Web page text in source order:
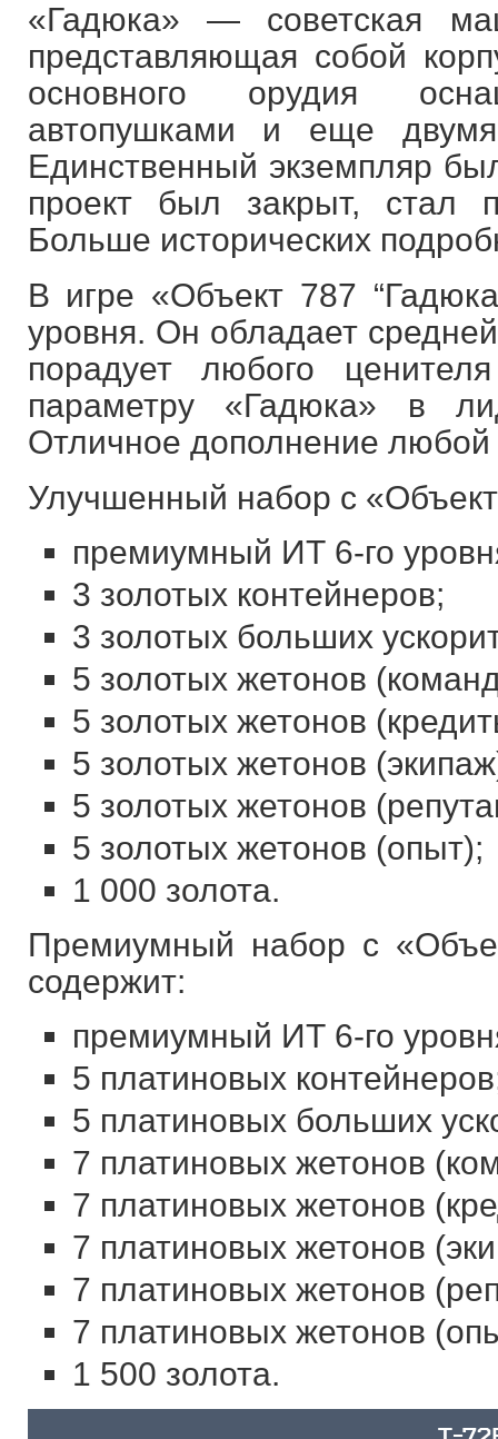
«Гадюка» — советская
представляющая собой
основного орудия
автопушками и еще
Единственный экземпляр
проект был закрыт, стал
Больше исторических
В игре «Объект 787
уровня. Он обладает
порадует любого
параметру «Гадюка» в
Отличное дополнение любой
Улучшенный набор с
премиумный ИТ 6-го
3 золотых контейнеров;
3 золотых больших
5 золотых жетонов
5 золотых жетонов
5 золотых жетонов
5 золотых жетонов
5 золотых жетонов (опыт);
1 000 золота.
Премиумный набор с
содержит:
премиумный ИТ 6-го
5 платиновых
5 платиновых больших
7 платиновых жетонов
7 платиновых жетонов
7 платиновых жетонов
7 платиновых жетонов
7 платиновых жетонов
1 500 золота.